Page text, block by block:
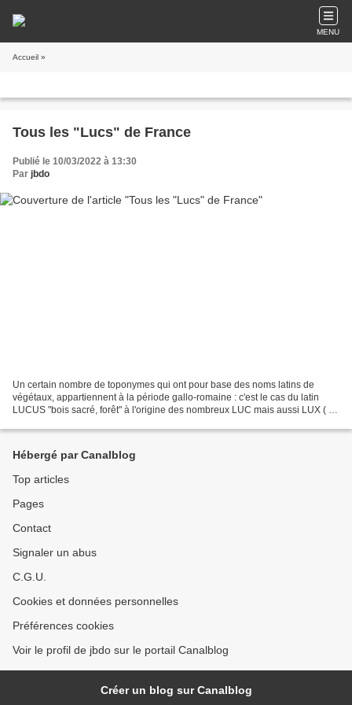
MENU
Accueil »
Tous les "Lucs" de France
Publié le 10/03/2022 à 13:30
Par jbdo
Un certain nombre de toponymes qui ont pour base des noms latins de
végétaux, appartiennent à la période gallo-romaine : c'est le cas du latin
LUCUS "bois sacré, forêt" à l'origine des nombreux LUC mais aussi LUX ( 7
Hébergé par Canalblog
Top articles
Pages
Contact
Signaler un abus
C.G.U.
Cookies et données personnelles
Préférences cookies
Voir le profil de jbdo sur le portail Canalblog
Créer un blog sur Canalblog